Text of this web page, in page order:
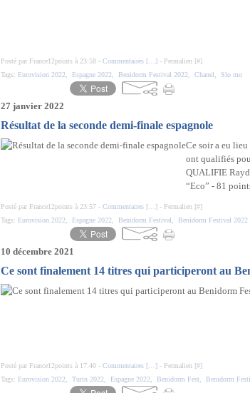
Posté par France12points à 23:58 - Commentaires [ ] - Permalien [#]
Tags: Eurovision 2022 Espagne 2022 Benidorm Festival 2022 Chanel Slo mo
27 janvier 2022
Résultat de la seconde demi-finale espagnole
Ce soir a eu
ont qualifiés
QUALIFIE
“Eco” - 81
Posté par France12points à 23:57 - Commentaires [ ] - Permalien [#]
Tags: Eurovision 2022 Espagne 2022 Benidorm Festival Benidorm Festival 2022
10 décembre 2021
Ce sont finalement 14 titres qui participeront au
Posté par France12points à 17:40 - Commentaires [ ] - Permalien [#]
Tags: Eurovision 2022 Turin 2022 Espagne 2022 Benidorm Fest Benidorm